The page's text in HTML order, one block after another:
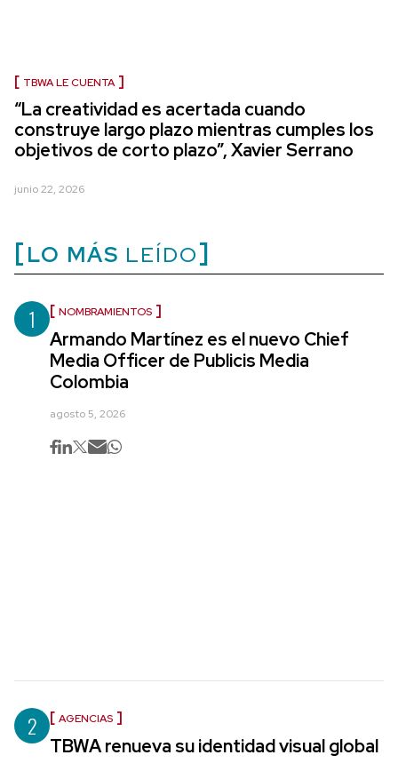
TBWA LE CUENTA
“La creatividad es acertada cuando
construye largo plazo mientras cumples los
objetivos de corto plazo”, Xavier Serrano
junio 22, 2026
LO MÁS LEÍDO
1 NOMBRAMIENTOS
Armando Martínez es el nuevo Chief
Media Officer de Publicis Media
Colombia
agosto 5, 2026
2 AGENCIAS
TBWA renueva su identidad visual global